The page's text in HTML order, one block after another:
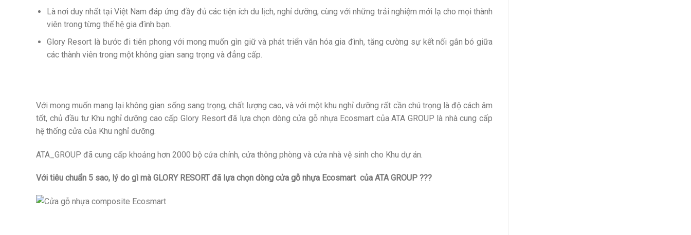
Là nơi duy nhất tại Việt Nam đáp ứng đầy đủ các tiện ích du lịch, nghỉ dưỡng, cùng với những trải nghiệm mới lạ cho mọi thành
viên trong từng thế hệ gia đình bạn.
Glory Resort là bước đi tiên phong với mong muốn gìn giữ và phát triển văn hóa gia đình, tăng cường sự kết nối gắn bó giữa
các thành viên trong một không gian sang trọng và đẳng cấp.
Với mong muốn mang lại không gian sống sang trọng, chất lượng cao, và với một khu nghỉ dưỡng rất cần chú trọng là độ cách âm
tốt, chủ đầu tư Khu nghỉ dưỡng cao cấp Glory Resort đã lựa chọn dòng cửa gỗ nhựa Ecosmart của ATA GROUP là nhà cung cấp
hệ thống cửa của Khu nghỉ dưỡng.
ATA_GROUP đã cung cấp khoảng hơn 2000 bộ cửa chính, cửa thông phòng và cửa nhà vệ sinh cho Khu dự án.
Với tiêu chuẩn 5 sao, lý do gì mà GLORY RESORT đã lựa chọn dòng cửa gỗ nhựa Ecosmart của ATA GROUP ???